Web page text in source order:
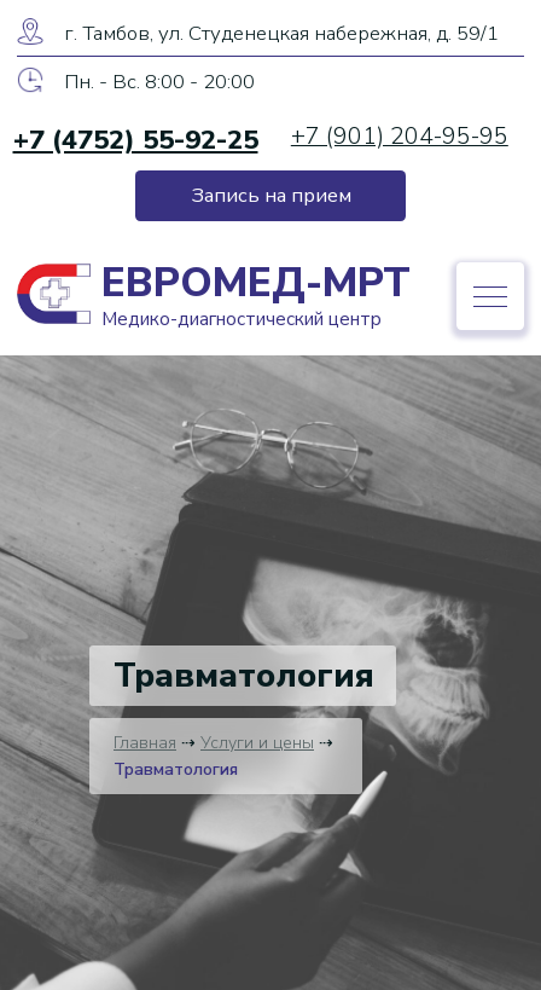
ЕВРОМЕД-МРТ
Медико-диагностический центр
Пн. - Вс. 8:00 - 20:00
г. Тамбов, ул. Студенецкая набережная, д. 59/1
Запись на прием
+7 (4752) 55-92-25
ЕВРОМЕД-МРТ
Медико-диагностический центр
Запись на прием
Травматология
Главная ⇢ Услуги и цены ⇢
Травматология